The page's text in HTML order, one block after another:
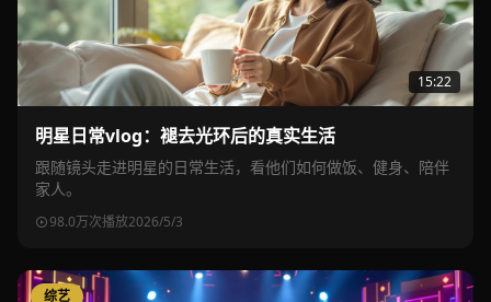
15:22
明星日常vlog：褪去光环后的真实生活
跟随镜头走进明星的日常生活，看他们如何做饭、健身、陪伴
家人。
98.0万次播放2026/5/3
综艺